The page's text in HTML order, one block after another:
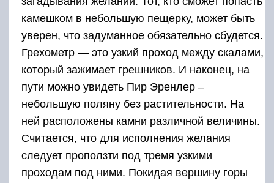
камешком в небольшую пещерку, может быть
уверен, что задуманное обязательно сбудется.
Грехометр — это узкий проход между скалами,
который зажимает грешников. И наконец, на
пути можно увидеть Пир Эренлер –
небольшую поляну без растительности. На
ней расположены камни различной величины.
Считается, что для исполнения желания
следует проползти под тремя узкими
проходам под ними. Покидая вершину горы